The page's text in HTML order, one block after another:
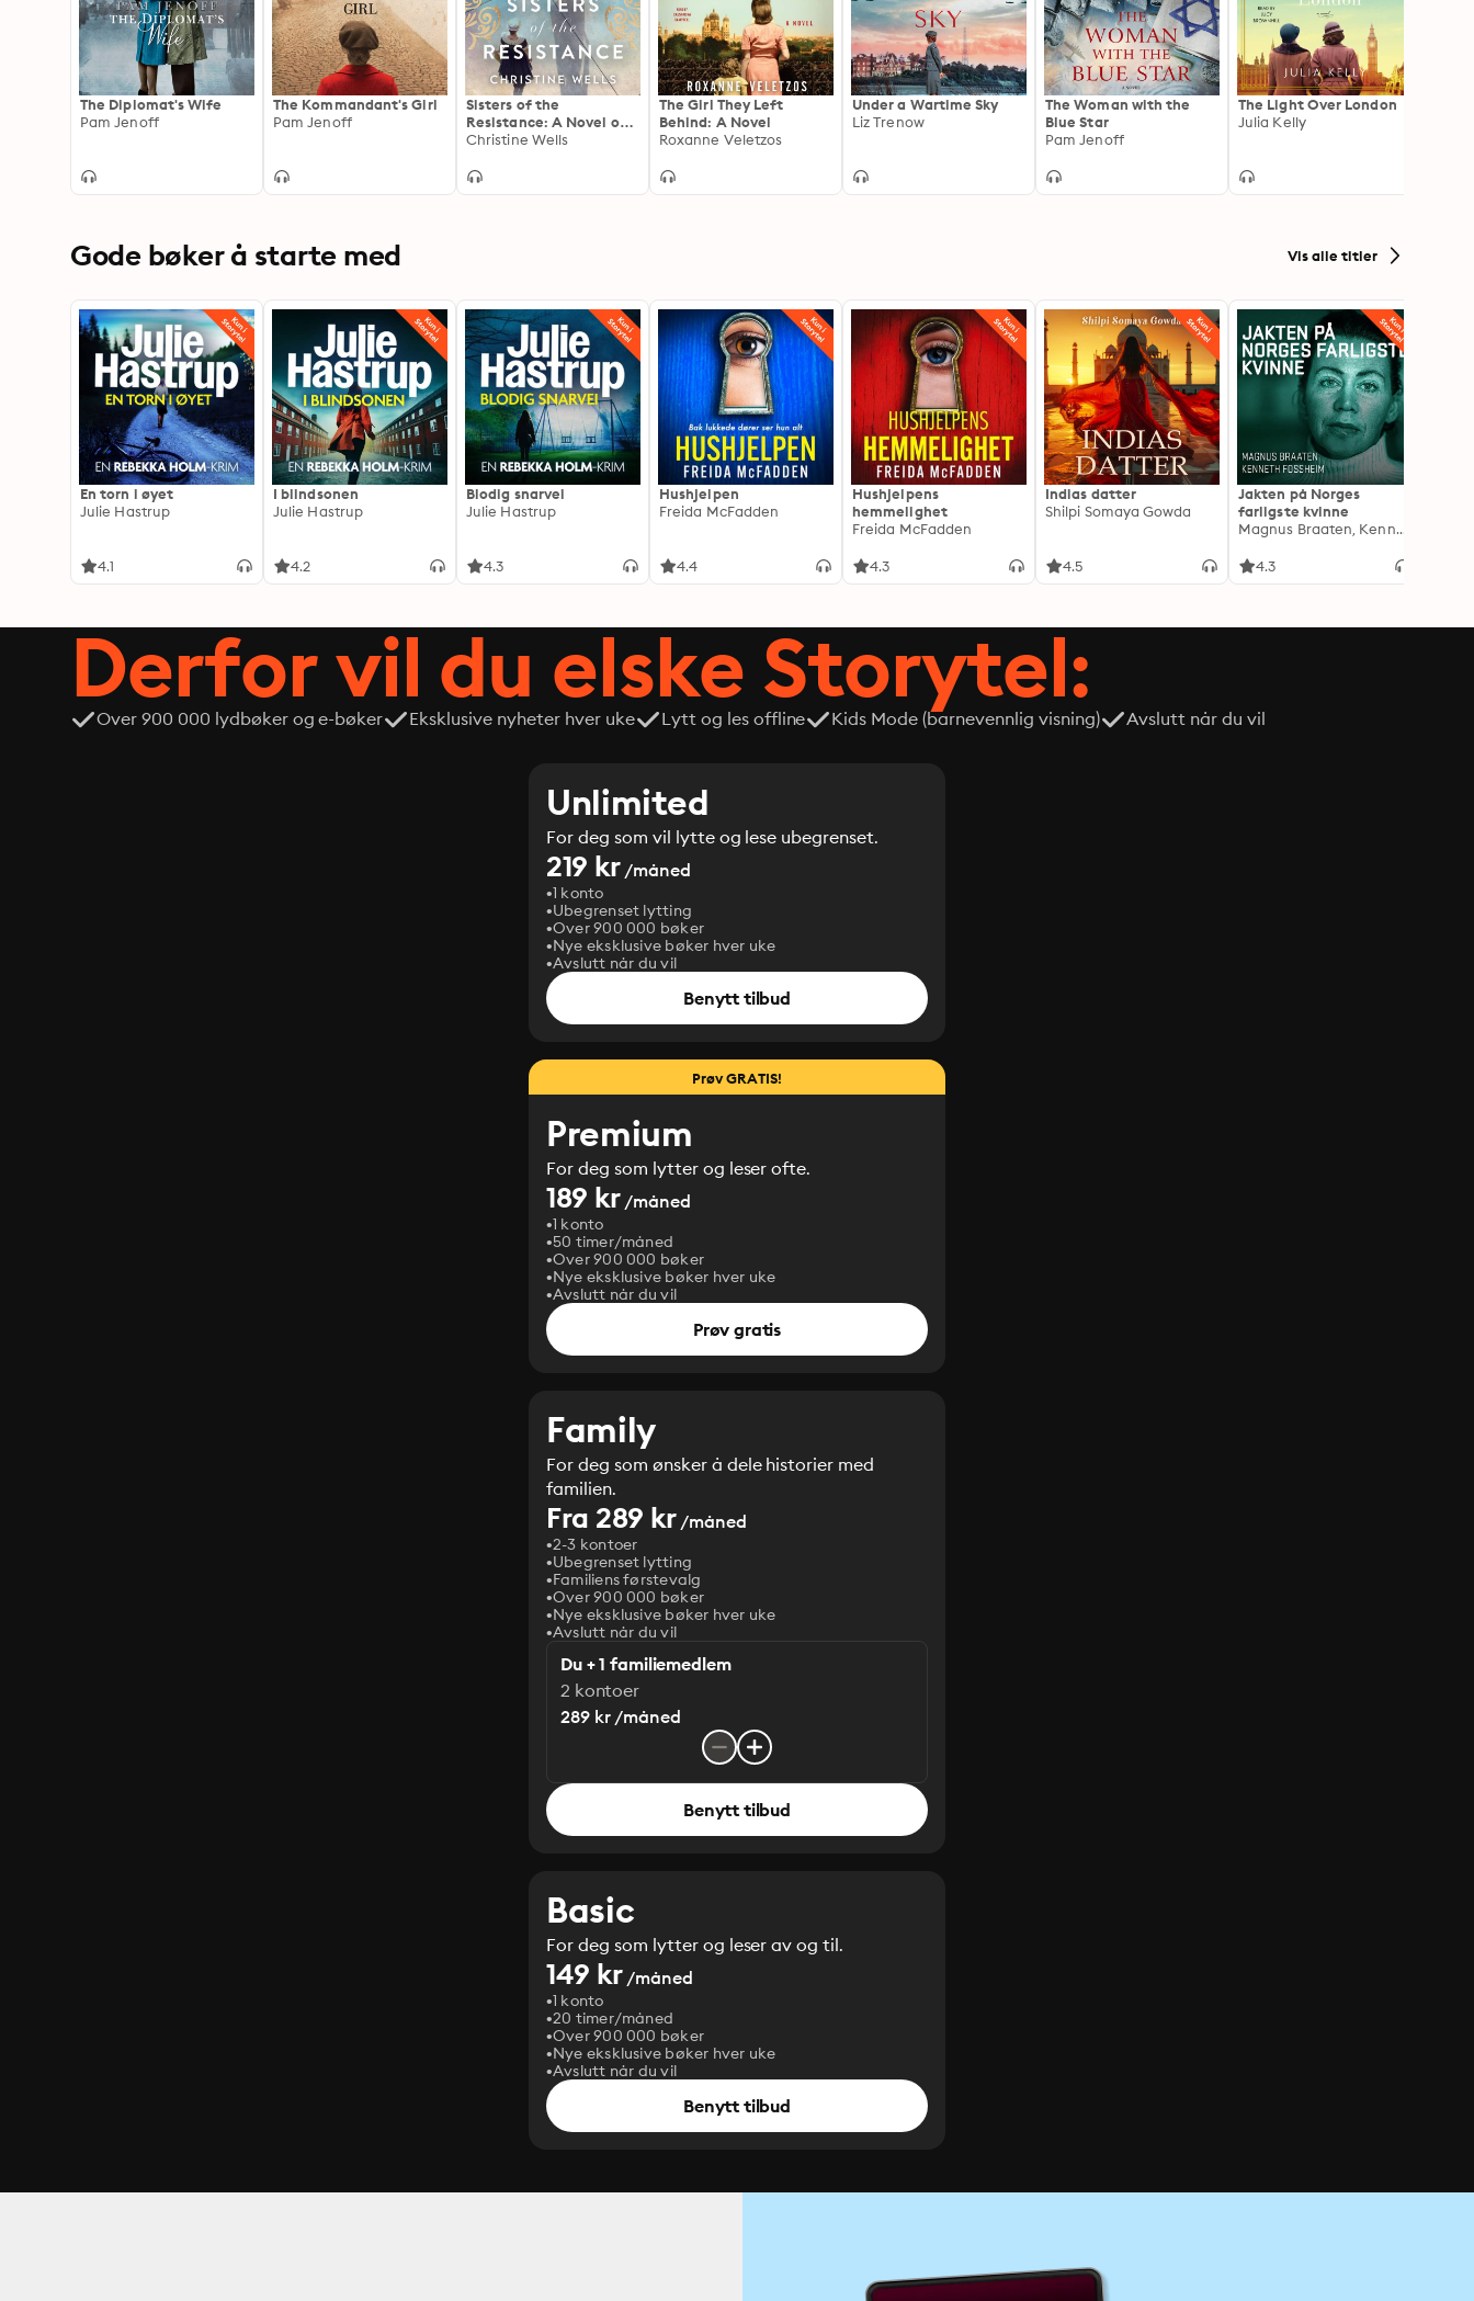
The Diplomat's Wife
Pam Jenoff
The Kommandant's Girl
Pam Jenoff
Sisters of the
Resistance: A Novel of
Catherine Dior's Paris
Christine Wells
The Girl They Left
Behind: A Novel
Roxanne Veletzos
Under a Wartime Sky
Liz Trenow
The Woman with the
Blue Star
Pam Jenoff
The Light Over London
Julia Kelly
Gode bøker å starte med Vis alle titler
En torn i øyet
Julie Hastrup
4.1
I blindsonen
Julie Hastrup
4.2
Blodig snarvei
Julie Hastrup
4.3
Hushjelpen
Freida McFadden
4.4
Hushjelpens
hemmelighet
Freida McFadden
4.3
Indias datter
Shilpi Somaya Gowda
4.5
Jakten på Norges
farligste kvinne
Magnus Braaten, Kenneth Fossheim
4.3
Derfor vil du elske Storytel:
Over 900 000 lydbøker og e-bøker Eksklusive nyheter hver uke Lytt og les offline Kids Mode (barnevennlig visning) Avslutt når du vil
Unlimited
For deg som vil lytte og lese ubegrenset.
219 kr/måned
1 konto
Ubegrenset lytting
Over 900 000 bøker
Nye eksklusive bøker hver uke
Avslutt når du vil
Benytt tilbud
Prøv GRATIS!
Premium
For deg som lytter og leser ofte.
189 kr/måned
1 konto
50 timer/måned
Over 900 000 bøker
Nye eksklusive bøker hver uke
Avslutt når du vil
Prøv gratis
Family
For deg som ønsker å dele historier med
familien.
Fra 289 kr/måned
2-3 kontoer
Ubegrenset lytting
Familiens førstevalg
Over 900 000 bøker
Nye eksklusive bøker hver uke
Avslutt når du vil
Du + 1 familiemedlem
2 kontoer
289 kr /måned
Benytt tilbud
Basic
For deg som lytter og leser av og til.
149 kr/måned
1 konto
20 timer/måned
Over 900 000 bøker
Nye eksklusive bøker hver uke
Avslutt når du vil
Benytt tilbud